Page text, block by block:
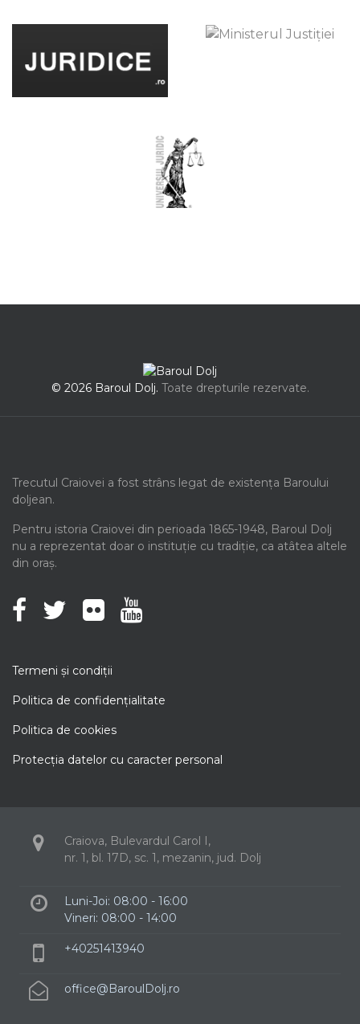
© 2026 Baroul Dolj. Toate drepturile rezervate.
Trecutul Craiovei a fost strâns legat de existența Baroului
doljean.
Pentru istoria Craiovei din perioada 1865-1948, Baroul Dolj
nu a reprezentat doar o instituție cu tradiție, ca atâtea altele
din oraș.
Termeni şi condiţii
Politica de confidenţialitate
Politica de cookies
Protecţia datelor cu caracter personal
Craiova, Bulevardul Carol I,
nr. 1, bl. 17D, sc. 1, mezanin, jud. Dolj
Luni-Joi: 08:00 - 16:00
Vineri: 08:00 - 14:00
+40251413940
office@BaroulDolj.ro